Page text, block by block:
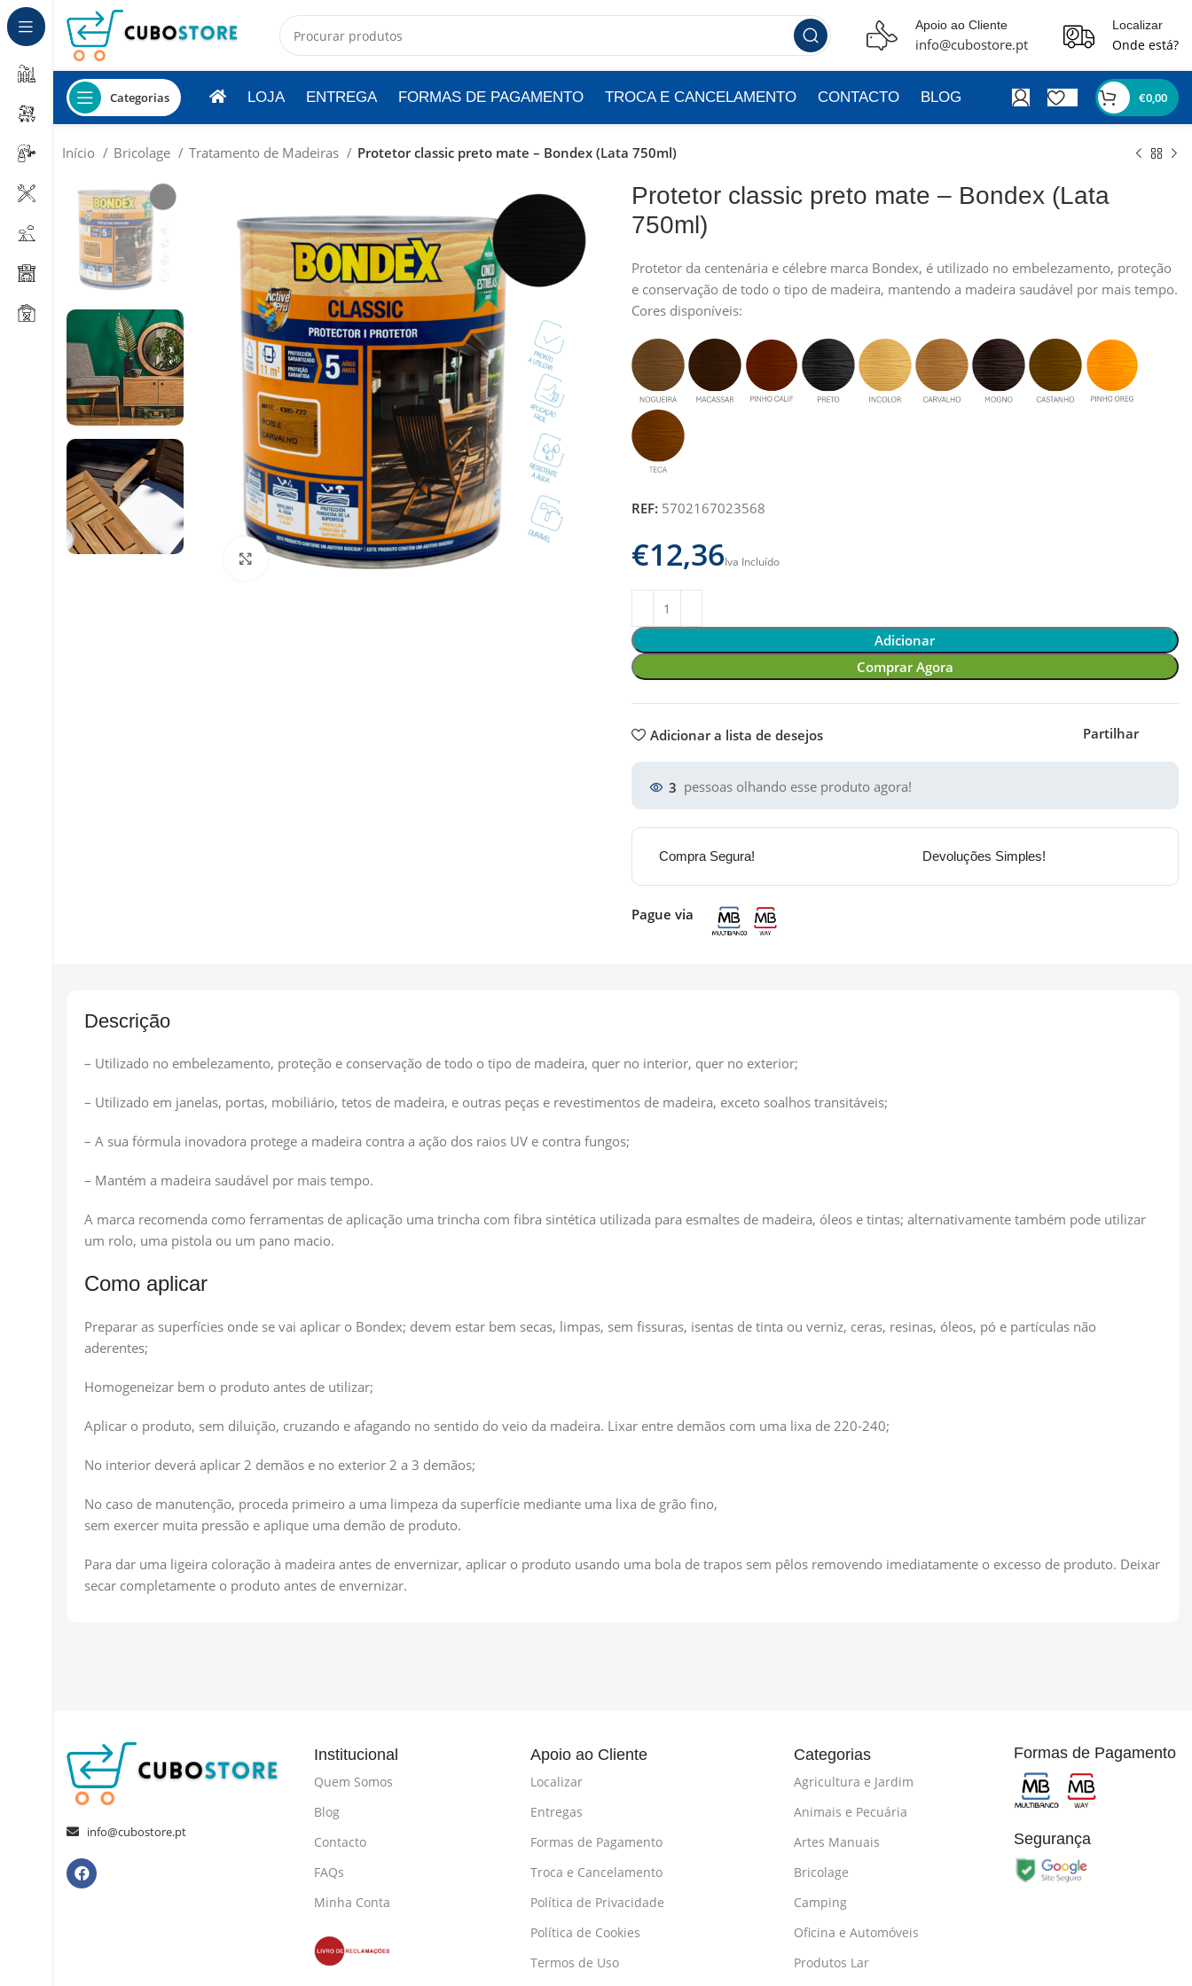
Apoio ao Cliente
info@cubostore.pt
Localizar
Onde está?
Categorias LOJA ENTREGA FORMAS DE PAGAMENTO TROCA E CANCELAMENTO CONTACTO BLOG €0,00
Início Bricolage Tratamento de Madeiras Protetor classic preto mate – Bondex (Lata 750ml)
Clique para ampliar
Protetor classic preto mate – Bondex (Lata
750ml)
Protetor da centenária e célebre marca Bondex, é utilizado no embelezamento, proteção
e conservação de todo o tipo de madeira, mantendo a madeira saudável por mais tempo.
Cores disponíveis:
REF: 5702167023568
€
Adicionar
Comprar Agora
Adicionar a lista de desejos Partilhar
3 pessoas olhando esse produto agora!
Compra Segura! Devoluções Simples!
Pague via
Descrição
– Utilizado no embelezamento, proteção e conservação de todo o tipo de madeira, quer no interior, quer no exterior;
– Utilizado em janelas, portas, mobiliário, tetos de madeira, e outras peças e revestimentos de madeira, exceto soalhos transitáveis;
– A sua fórmula inovadora protege a madeira contra a ação dos raios UV e contra fungos;
– Mantém a madeira saudável por mais tempo.
A marca recomenda como ferramentas de aplicação uma trincha com fibra sintética utilizada para esmaltes de madeira, óleos e tintas; alternativamente também pode utilizar
um rolo, uma pistola ou um pano macio.
Como aplicar
Preparar as superfícies onde se vai aplicar o Bondex; devem estar bem secas, limpas, sem fissuras, isentas de tinta ou verniz, ceras, resinas, óleos, pó e partículas não
aderentes;
Homogeneizar bem o produto antes de utilizar;
Aplicar o produto, sem diluição, cruzando e afagando no sentido do veio da madeira. Lixar entre demãos com uma lixa de 220-240;
No interior deverá aplicar 2 demãos e no exterior 2 a 3 demãos;
No caso de manutenção, proceda primeiro a uma limpeza da superfície mediante uma lixa de grão fino,
sem exercer muita pressão e aplique uma demão de produto.
Para dar uma ligeira coloração à madeira antes de envernizar, aplicar o produto usando uma bola de trapos sem pêlos removendo imediatamente o excesso de produto. Deixar
secar completamente o produto antes de envernizar.
info@cubostore.pt
Institucional
Quem Somos
Blog
Contacto
FAQs
Minha Conta
Apoio ao Cliente
Localizar
Entregas
Formas de Pagamento
Troca e Cancelamento
Política de Privacidade
Política de Cookies
Termos de Uso
Categorias
Agricultura e Jardim
Animais e Pecuária
Artes Manuais
Bricolage
Camping
Oficina e Automóveis
Produtos Lar
Formas de Pagamento
Segurança